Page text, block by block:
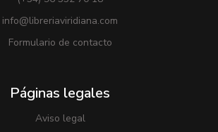
info@libreriaviridiana.com
Formulario de contacto
Páginas legales
Aviso legal